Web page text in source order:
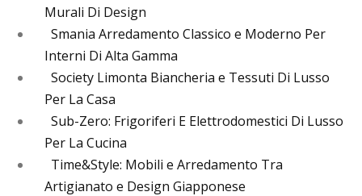
Murali Di Design
Smania Arredamento Classico e Moderno Per
Interni Di Alta Gamma
Society Limonta Biancheria e Tessuti Di Lusso
Per La Casa
Sub-Zero: Frigoriferi E Elettrodomestici Di Lusso
Per La Cucina
Time&Style: Mobili e Arredamento Tra
Artigianato e Design Giapponese